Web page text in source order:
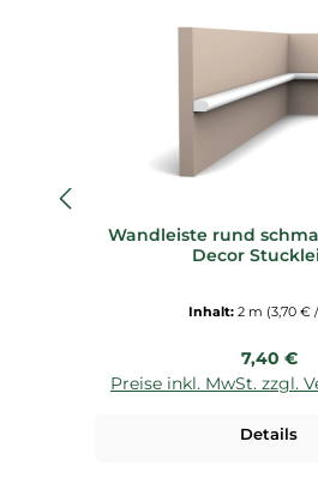
Wandleiste rund
Decor
Inhalt: 2 m (3,70 €
7,40 €
Preise inkl. MwSt. zzgl.
Details